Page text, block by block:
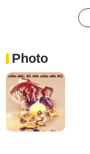
Photo